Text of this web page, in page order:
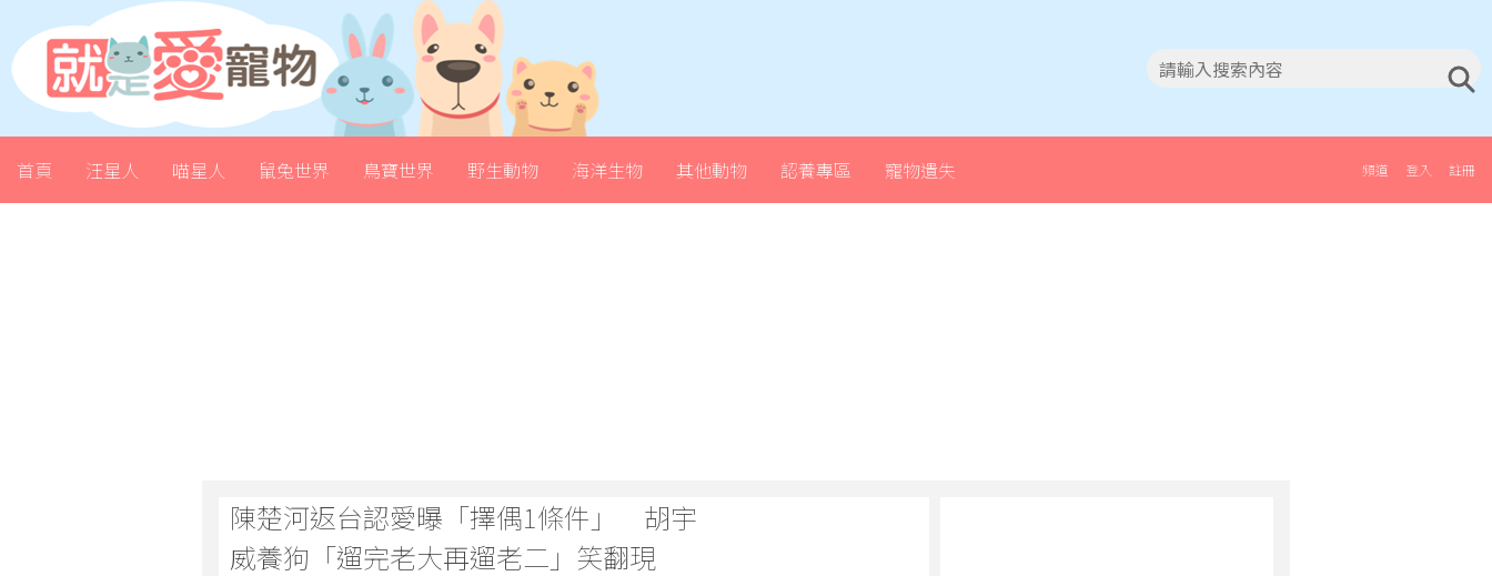
首頁 汪星人 喵星人 鼠兔世界 鳥寶世界 野生動物 海洋生物 其他動物 認養專區 寵物遺失 註冊
登入
頻道
陳楚河返台認愛曝「擇偶1條件」 胡宇
威養狗「遛完老大再遛老二」笑翻現